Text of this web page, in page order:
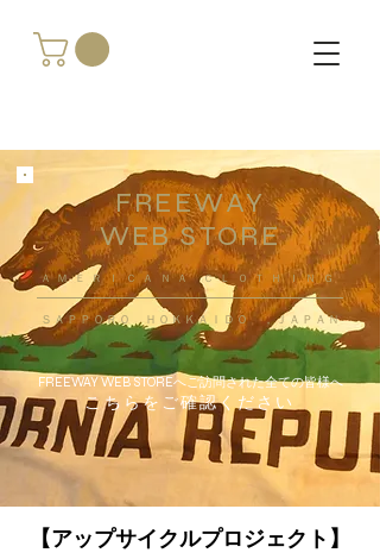
FREEWAY
WEB STORE
​ＡＭＥＲＩＣＡＮＡ ＣＬＯＴＨＩＮＧ
ＳＡＰＰＯＲＯ ＨＯＫＫＡＩＤＯ ，ＪＡＰＡＮ
FREEWAY WEB STOREへご訪問された全ての皆様へ
こちらをご確認ください
【アップサイクルプロジェクト】